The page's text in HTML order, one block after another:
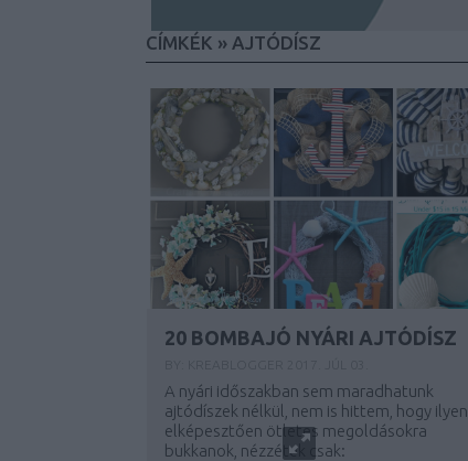
CÍMKÉK » AJTÓDÍSZ
20 BOMBAJÓ NYÁRI AJTÓDÍSZ
A nyári időszakban sem maradhatunk
ajtódíszek nélkül, nem is hittem, hogy ilyen
elképesztően ötletes megoldásokra
bukkanok, nézzétek csak: